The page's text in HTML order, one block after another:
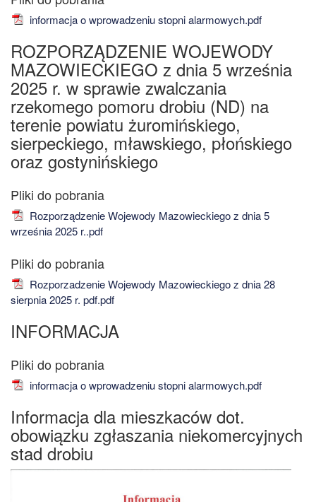
informacja o wprowadzeniu stopni alarmowych.pdf
ROZPORZĄDZENIE WOJEWODY
MAZOWIECKIEGO z dnia 5 września
2025 r. w sprawie zwalczania
rzekomego pomoru drobiu (ND) na
terenie powiatu żuromińskiego,
sierpeckiego, mławskiego, płońskiego
oraz gostynińskiego
Rozporządzenie Wojewody Mazowieckiego z dnia 5
września 2025 r..pdf
Rozporzadzenie Wojewody Mazowieckiego z dnia 28
sierpnia 2025 r. pdf.pdf
INFORMACJA
informacja o wprowadzeniu stopni alarmowych.pdf
Informacja dla mieszkaców dot.
obowiązku zgłaszania niekomercyjnych
stad drobiu